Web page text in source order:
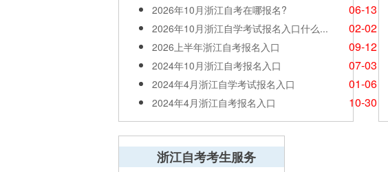
2026年10月浙江自考在哪报名? 06-13
2026年10月浙江自学考试报名入口什么... 02-02
2026上半年浙江自考报名入口 09-12
2024年10月浙江自考报名入口 07-03
2024年4月浙江自学考试报名入口 01-06
2024年4月浙江自考报名入口 10-30
浙江自考考生服务